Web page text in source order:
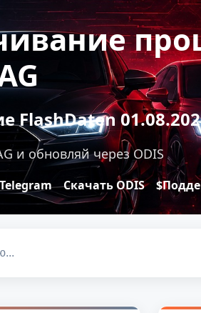
FlashDaten
и обновляй через ODIS
Скачать ODIS